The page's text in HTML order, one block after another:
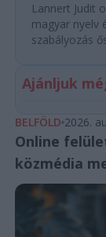
Lannert Judit
magyar nyelv
szabályozás
Ajánljuk
BELFÖLD 2026.
Online
közmédia